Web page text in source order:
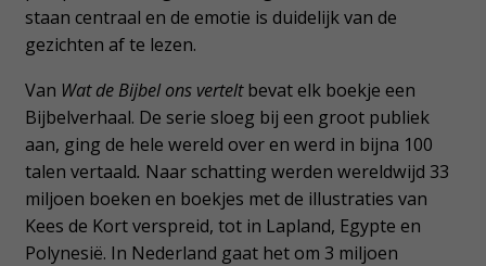
staan centraal en de emotie is duidelijk van de
gezichten af te lezen.
Van Wat de Bijbel ons verteltbevat elk boekje een
Bijbelverhaal. De serie sloeg bij een groot publiek
aan, ging de hele wereld over en werd in bijna 100
talen vertaald. Naar schatting werden wereldwijd 33
miljoen boeken en boekjes met de illustraties van
Kees de Kort verspreid, tot in Lapland, Egypte en
Polynesië. In Nederland gaat het om 3 miljoen